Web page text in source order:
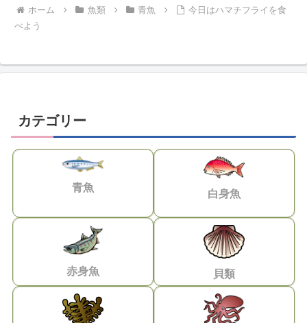
ホーム 魚類 青魚
今日はハマチフライを食
べよう
カテゴリー
青魚
白身魚
赤身魚 貝類